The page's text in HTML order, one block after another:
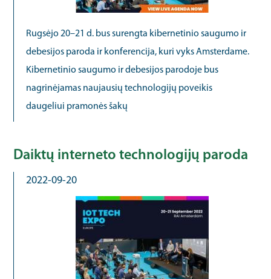
Rugsėjo 20–21 d. bus surengta kibernetinio saugumo ir
debesijos paroda ir konferencija, kuri vyks Amsterdame.
Kibernetinio saugumo ir debesijos parodoje bus
nagrinėjamas naujausių technologijų poveikis
daugeliui pramonės šakų
Daiktų interneto technologijų paroda
2022-09-20